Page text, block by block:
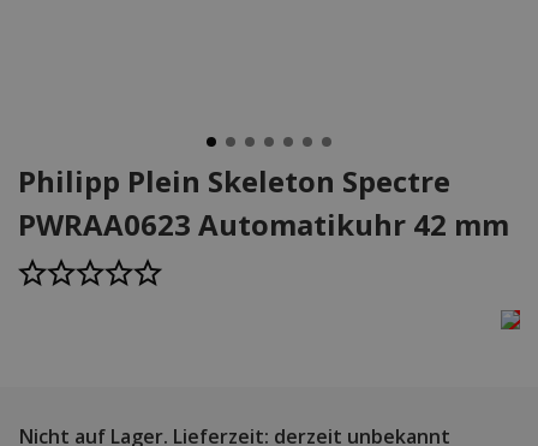
Philipp Plein Skeleton Spectre
PWRAA0623 Automatikuhr 42 mm
Nicht auf Lager. Lieferzeit: derzeit unbekannt